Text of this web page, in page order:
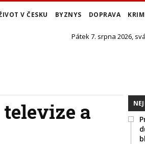
V ČESKU BYZNYS DOPRAVA
Pátek 7. srpna 2026,
a